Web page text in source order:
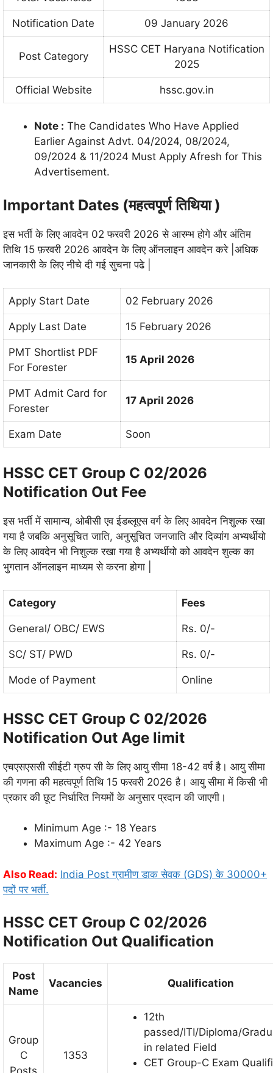
Notification Date 09 January 2026
Post Category
HSSC CET Haryana Notification
2025
Official Website hssc.gov.in
Note : The Candidates Who Have Applied
Earlier Against Advt. 04/2024, 08/2024,
09/2024 & 11/2024 Must Apply Afresh for This
Advertisement.
Important Dates (महत्वपूर्ण तिथिया )
इस भर्ती के लिए आवदेन 02 फरवरी 2026 से आरम्भ होगे और अंतिम
तिथि 15 फ़रवरी 2026 आवदेन के लिए ऑनलाइन आवदेन करे |अधिक
जानकारी के लिए नीचे दी गई सुचना पढे |
Apply Start Date 02 February 2026
Apply Last Date 15 February 2026
PMT Shortlist PDF
For Forester
15 April 2026
PMT Admit Card for
Forester
17 April 2026
Exam Date Soon
HSSC CET Group C 02/2026
Notification Out Fee
इस भर्ती में सामान्य, ओबीसी एव ईडब्लूएस वर्ग के लिए आवदेन निशुल्क रखा
गया है जबकि अनुसूचित जाति, अनुसूचित जनजाति और दिव्यांग अभ्यर्थीयो
के लिए आवदेन भी निशुल्क रखा गया है अभ्यर्थीयो को आवदेन शुल्क का
भुगतान ऑनलाइन माध्यम से करना होगा |
Category Fees
General/ OBC/ EWS Rs. 0/-
SC/ ST/ PWD Rs. 0/-
Mode of Payment Online
HSSC CET Group C 02/2026
Notification Out Age limit
एचएसएससी सीईटी ग्रुप सीके लिए आयु सीमा 18-42 वर्ष है। आयु सीमा
की गणना की महत्वपूर्ण तिथि 15 फरवरी 2026 है। आयु सीमा में किसी भी
प्रकार की छूट निर्धारित नियमों के अनुसार प्रदान की जाएगी।
Minimum Age :- 18 Years
Maximum Age :- 42 Years
Also Read: India Post ग्रामीण डाक सेवक (GDS) के 30000+
पदों पर भर्ती.
HSSC CET Group C 02/2026
Notification Out Qualification
Post
Name
Vacancies Qualification
Group
C
1353
12th
passed/ITI/Diploma/
in related Field
CET Group-C Exam